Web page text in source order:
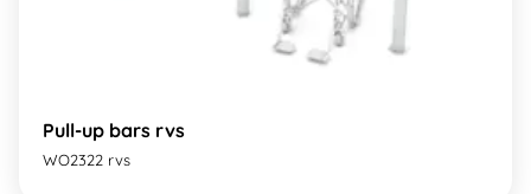
Pull-up bars rvs
WO2322 rvs